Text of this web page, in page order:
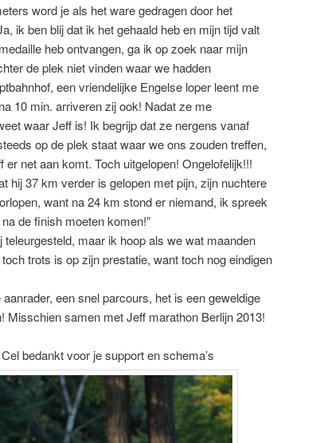
word je als het ware gedragen door het
ik ben blij dat ik het gehaald heb en mijn tijd valt
heb ontvangen, ga ik op zoek naar mijn
de plek niet vinden waar we hadden
een vriendelijke Engelse loper leent me
10 min. arriveren zij ook! Nadat ze me
waar Jeff is! Ik begrijp dat ze nergens vanaf
op de plek staat waar we ons zouden treffen,
net aan komt. Toch uitgelopen! Ongelofelijk!!!
hij 37 km verder is gelopen met pijn, zijn nuchtere
want na 24 km stond er niemand, ik spreek
de finish moeten komen!”
teleurgesteld, maar ik hoop als we wat maanden
trots is op zijn prestatie, want toch nog eindigen
een snel parcours, het is een geweldige
Misschien samen met Jeff marathon Berlijn 2013!
bedankt voor je support en schema’s